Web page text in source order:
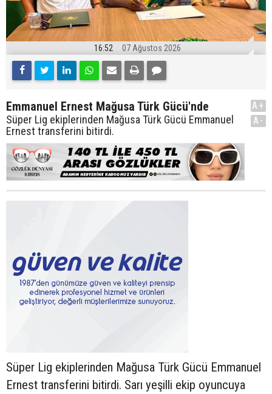
16:52 07 Ağustos 2026
Emmanuel Ernest Mağusa Türk Gücü'nde
Süper Lig ekiplerinden Mağusa Türk Gücü Emmanuel
Ernest transferini bitirdi.
A+
A-
Süper Lig ekiplerinden Mağusa Türk Gücü Emmanuel
Ernest transferini bitirdi. Sarı yeşilli ekip oyuncuya